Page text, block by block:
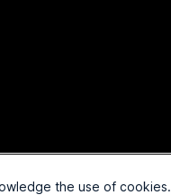
Alle rechten voorbehouden.
the use of cookies.